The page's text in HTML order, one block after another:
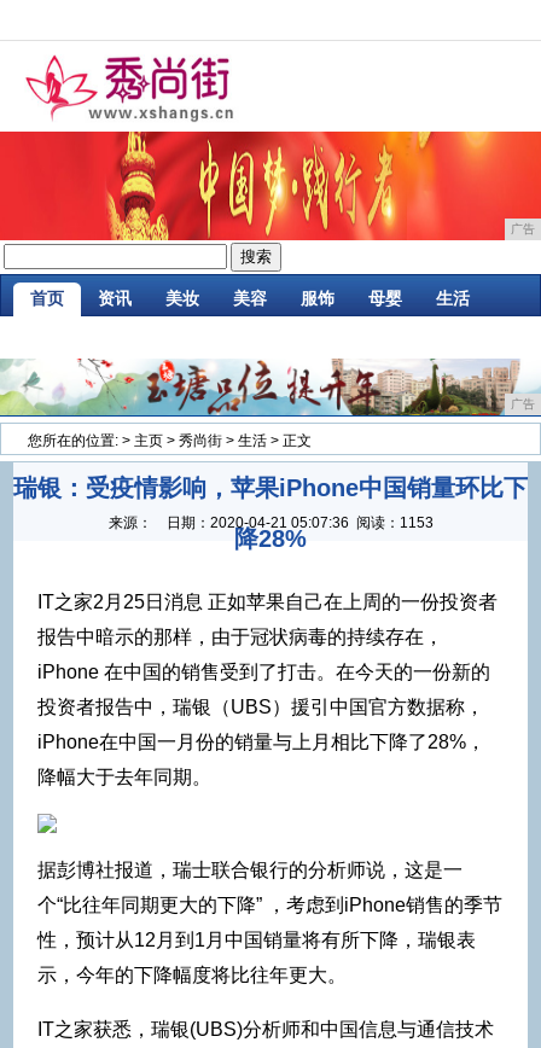
广告
首页 资讯 美妆 美容 服饰 母婴 生活
广告
您所在的位置: > 主页 > 秀尚街 > 生活 > 正文
瑞银：受疫情影响，苹果iPhone中国销量环比下
降28%
来源： 日期： 2020-04-21 05:07:36 阅读：1153
IT之家2月25日消息 正如苹果自己在上周的一份投资者
报告中暗示的那样，由于冠状病毒的持续存在，
iPhone 在中国的销售受到了打击。在今天的一份新的
投资者报告中， 瑞银（UBS）援引中国官方数据称，
iPhone在中国一月份的销量与上月相比下降了28%，
降幅大于去年同期。
据彭博社报道，瑞士联合银行的分析师说，这是一
个“比往年同期更大的下降” ，考虑到iPhone销售的季节
性，预计从12月到1月中国销量将有所下降，瑞银表
示，今年的下降幅度将比往年更大。
IT之家获悉，瑞银(UBS)分析师和中国信息与通信技术